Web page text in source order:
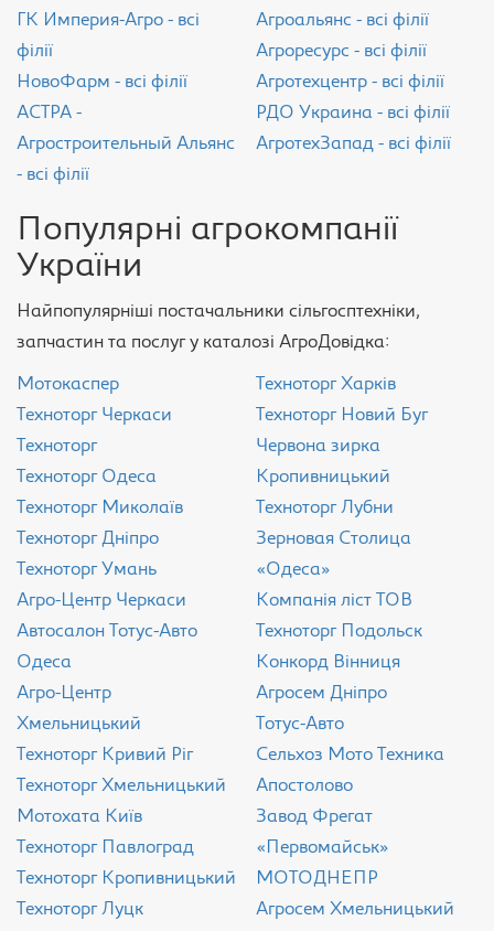
ГК Империя-Агро - всі
філії
НовоФарм - всі філії
АСТРА -
Агростроительный Альянс
- всі філії
Агроальянс - всі філії
Агроресурс - всі філії
Агротехцентр - всі філії
РДО Украина - всі філії
АгротехЗапад - всі філії
Популярні агрокомпанії
України
Найпопулярніші постачальники сільгосптехніки,
запчастин та послуг у каталозі АгроДовідка:
Мотокаспер
Техноторг Черкаси
Техноторг
Техноторг Одеса
Техноторг Миколаїв
Техноторг Дніпро
Техноторг Умань
Агро-Центр Черкаси
Aвтосалон Тотус-Авто
Одеса
Агро-Центр
Хмельницький
Техноторг Кривий Ріг
Техноторг Хмельницький
Мотохата Київ
Техноторг Павлоград
Техноторг Кропивницький
Техноторг Луцк
Техноторг Харків
Техноторг Новий Буг
Червона зирка
Кропивницький
Техноторг Лубни
Зерновая Столица
«Одеса»
Компанія ліст ТОВ
Техноторг Подольск
Конкорд Вінниця
Агросем Дніпро
Тотус-Авто
Сельхоз Мото Техника
Апостолово
Завод Фрегат
«Первомайськ»
МОТОДНЕПР
Агросем Хмельницький